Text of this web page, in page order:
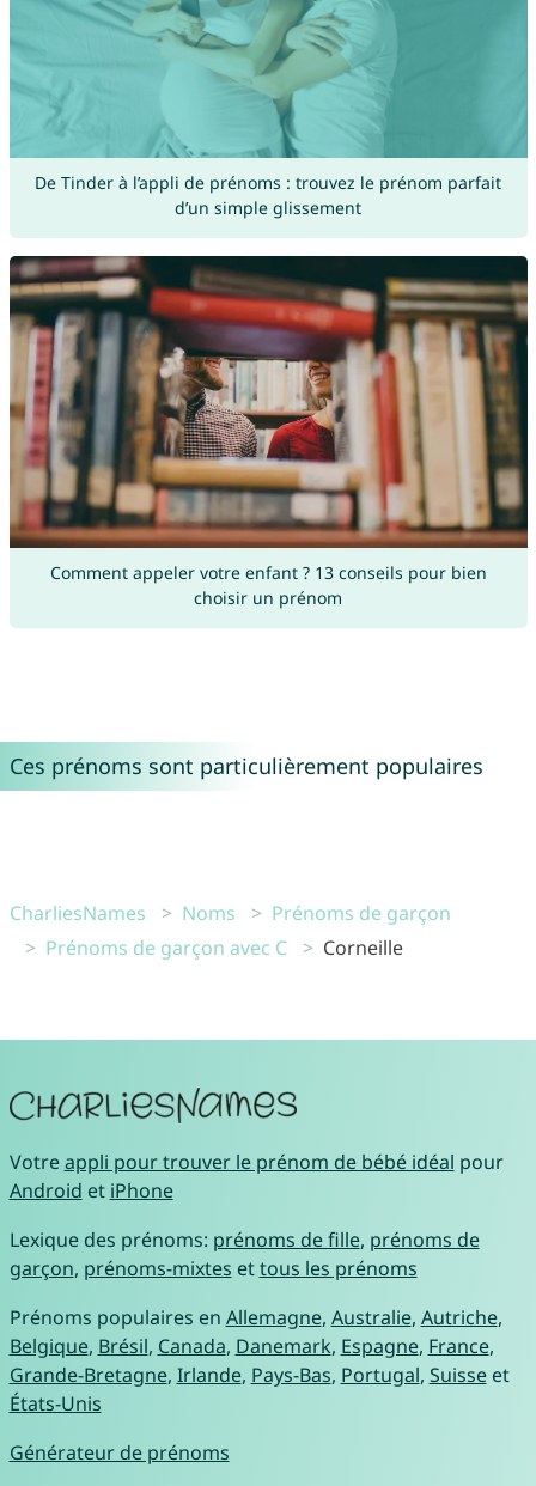
De Tinder à l’appli de prénoms : trouvez le prénom parfait
d’un simple glissement
Comment appeler votre enfant ? 13 conseils pour bien
choisir un prénom
Ces prénoms sont particulièrement populaires
CharliesNames Noms
Prénoms de garçon
Prénoms de garçon avec C
Corneille
Votreappli pour trouver le prénom de bébé idéal pour
Android et iPhone
Lexique des prénoms: prénoms de fille, prénoms de
garçon, prénoms-mixtes ettous les prénoms
Prénoms populaires en Allemagne, Australie, Autriche,
Belgique, Brésil, Canada, Danemark, Espagne, France,
Grande-Bretagne, Irlande, Pays-Bas, Portugal, Suisseet
États-Unis
Générateur de prénoms